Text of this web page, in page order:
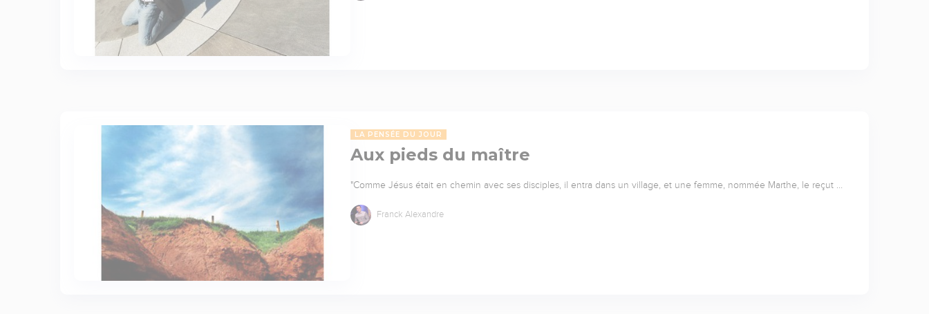
LA PENSÉE DU JOUR
Aux pieds du maître
"Comme Jésus était en chemin avec ses disciples, il entra dans un village, et une femme, nommée Marthe, le reçut …
Franck Alexandre